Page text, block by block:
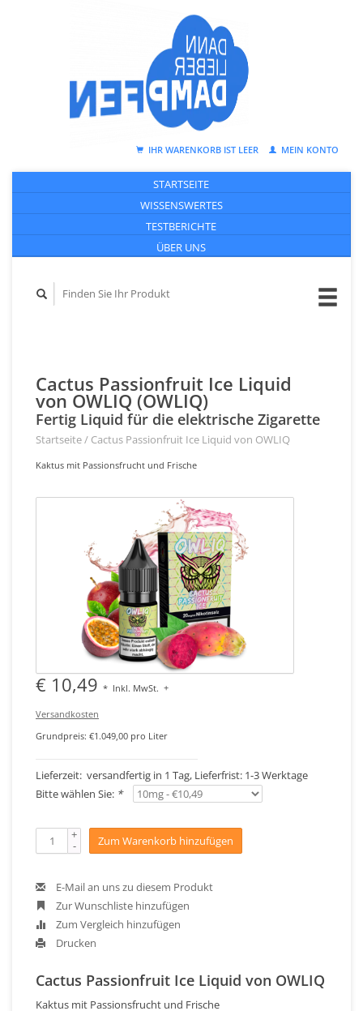
IHR WARENKORB IST LEER MEIN KONTO
STARTSEITE
WISSENSWERTES
TESTBERICHTE
ÜBER UNS
Cactus Passionfruit Ice Liquid
von OWLIQ (OWLIQ)
Fertig Liquid für die elektrische Zigarette
Startseite/ Cactus Passionfruit Ice Liquid von OWLIQ
Kaktus mit Passionsfrucht und Frische
€ 10,49 * Inkl. MwSt. +
Versandkosten
Grundpreis: €1.049,00 pro Liter
Lieferzeit: versandfertig in 1 Tag, Lieferfrist: 1-3 Werktage
Bitte wählen Sie: *
+
- Zum Warenkorb hinzufügen
E-Mail an uns zu diesem Produkt
Zur Wunschliste hinzufügen
Zum Vergleich hinzufügen
Drucken
Cactus Passionfruit Ice Liquid von OWLIQ
Kaktus mit Passionsfrucht und Frische